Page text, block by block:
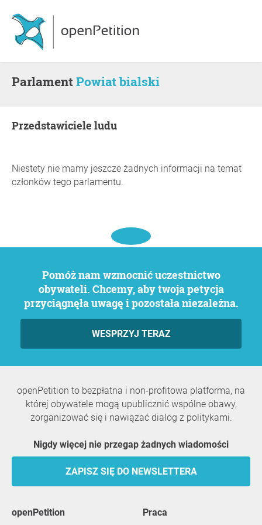
ParlamentPowiat bialski
Przedstawiciele ludu
Niestety nie mamy jeszcze żadnych informacji na temat
członków tego parlamentu.
Pomóż nam wzmocnić uczestnictwo
obywateli. Chcemy, aby twoja petycja
przyciągnęła uwagę i pozostała niezależna.
WESPRZYJ TERAZ
openPetition to bezpłatna i non-profitowa platforma, na
której obywatele mogą upublicznić wspólne obawy,
zorganizować się i nawiązać dialog z politykami.
Nigdy więcej nie przegap żadnych wiadomości
ZAPISZ SIĘ DO NEWSLETTERA
openPetition praca